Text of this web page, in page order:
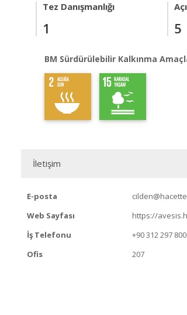
Tez Danışmanlığı
1 5
BM Sürdürülebilir Kalkınma
İletişim
E-posta
Web Sayfası
https://
İş Telefonu
+90 312 297
Ofis
207